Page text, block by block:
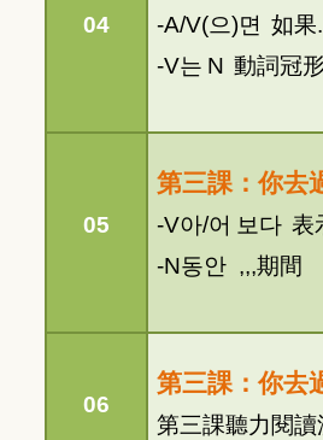
04 -A/V(으)면 如果
-V는 N 動詞冠
05
第三課：你去
-V아/어 보다 表
-N동안 ,,,期間
06
第三課：你去
第三課聽力閱讀